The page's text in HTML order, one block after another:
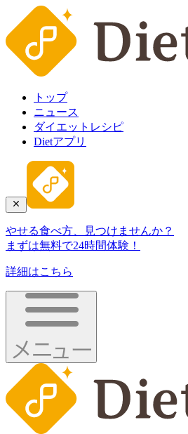
トップ
ニュース
ダイエットレシピ
Dietアプリ
やせる食べ方、見つけませんか？
まずは無料で24時間体験！
詳細はこちら